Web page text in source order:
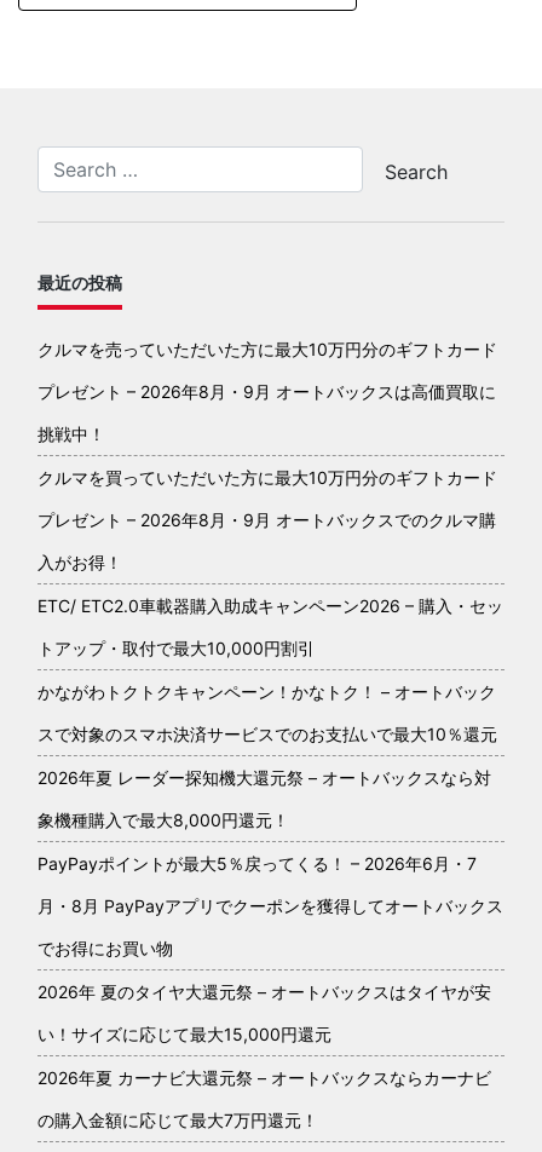
最近の投稿
クルマを売っていただいた方に最大10万円分のギフトカード
プレゼント – 2026年8月・9月 オートバックスは高価買取に
挑戦中！
クルマを買っていただいた方に最大10万円分のギフトカード
プレゼント – 2026年8月・9月 オートバックスでのクルマ購
入がお得！
ETC/ ETC2.0車載器購入助成キャンペーン2026 – 購入・セッ
トアップ・取付で最大10,000円割引
かながわトクトクキャンペーン！かなトク！ – オートバック
スで対象のスマホ決済サービスでのお支払いで最大10％還元
2026年夏 レーダー探知機大還元祭 – オートバックスなら対
象機種購入で最大8,000円還元！
PayPayポイントが最大5％戻ってくる！ – 2026年6月・7
月・8月 PayPayアプリでクーポンを獲得してオートバックス
でお得にお買い物
2026年 夏のタイヤ大還元祭 – オートバックスはタイヤが安
い！サイズに応じて最大15,000円還元
2026年夏 カーナビ大還元祭 – オートバックスならカーナビ
の購入金額に応じて最大7万円還元！